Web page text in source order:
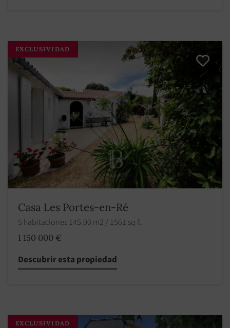
EXCLUSIVIDAD
Casa Les Portes-en-Ré
5 habitaciones 145.00 m2 / 1561 sq ft
1 150 000 €
Descubrir esta propiedad
EXCLUSIVIDAD